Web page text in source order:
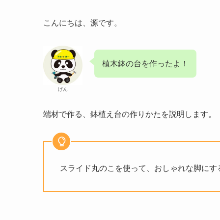
こんにちは、源です。
げん
植木鉢の台を作ったよ！
端材で作る、鉢植え台の作りかたを説明します。
スライド丸のこを使って、おしゃれな脚にす